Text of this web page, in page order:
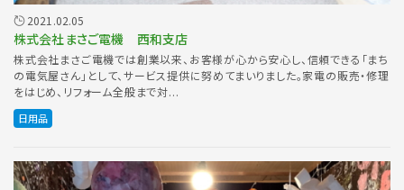
2021.02.05
株式会社まさご電機 西和支店
株式会社まさご電機では創業以来、お客様が心から安心し、信頼できる「まち
の電気屋さん」として、サービス提供に努めてまいりました。家電の販売・修理
をはじめ、リフォーム全般まで対...
日用品